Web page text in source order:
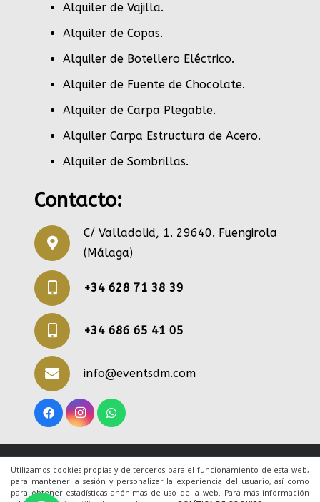
Utilizamos cookies propias y de terceros para el funcionamiento de esta web,
para mantener la sesión y personalizar la experiencia del usuario, así como
para obtener estadísticas anónimas de uso de la web. Para más información
Alquiler de Vajilla.
Alquiler de Copas.
Alquiler de Botellero Eléctrico.
Alquiler de Fuente de Chocolate.
Alquiler de Carpa Plegable.
Alquiler Carpa Estructura de Acero.
Alquiler de Sombrillas.
Contacto:
C/ Valladolid, 1. 29640. Fuengirola
(Málaga)
+34 628 71 38 39
+34 686 65 41 05
info@eventsdm.com
© 2020 Todos los derechos reservados. Una web
deACRILONIA